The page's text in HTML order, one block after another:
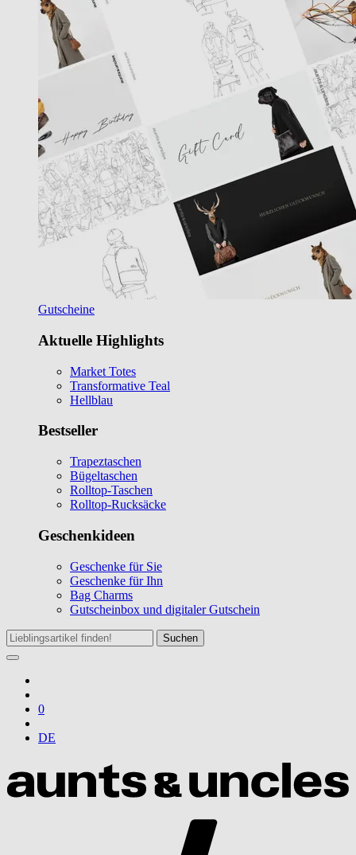
Gutscheine
Aktuelle Highlights
Market Totes
Transformative Teal
Hellblau
Bestseller
Trapeztaschen
Bügeltaschen
Rolltop-Taschen
Rolltop-Rucksäcke
Geschenkideen
Geschenke für Sie
Geschenke für Ihn
Bag Charms
Gutscheinbox und digitaler Gutschein
Suchen
0
DE